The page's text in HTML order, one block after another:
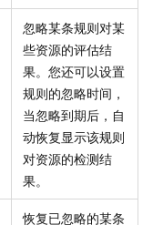
忽略某条规则对某
些资源的评估结
果。您还可以设置
规则的忽略时间，
当忽略到期后，自
动恢复显示该规则
对资源的检测结
果。
恢复已忽略的某条